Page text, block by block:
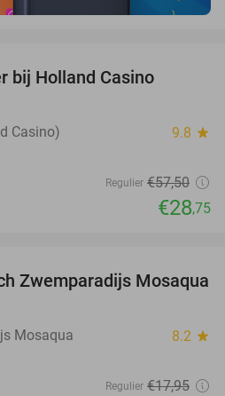
bij Holland Casino
Casino) 9.8 star
Regulier €57,50
€28,75
25%
Zwemparadijs Mosaqua
Mosaqua 8.2 star
Regulier €17,95